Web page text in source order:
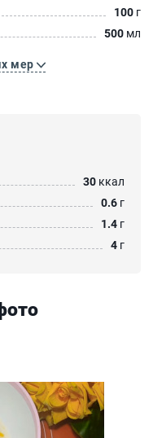
100 г
500 мл
мер
30 ккал
0.6 г
1.4 г
4 г